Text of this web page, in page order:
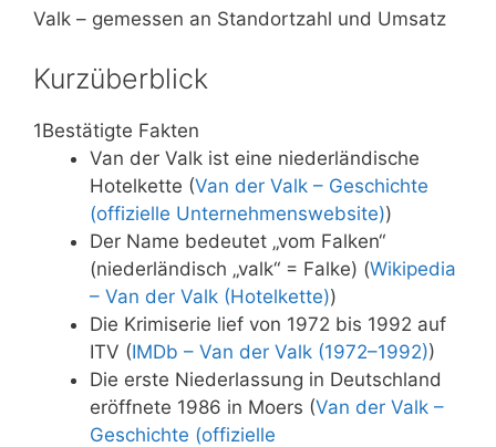
Valk – gemessen an Standortzahl und Umsatz
Kurzüberblick
1Bestätigte Fakten
Van der Valk ist eine niederländische
Hotelkette (Van der Valk – Geschichte
(offizielle Unternehmenswebsite))
Der Name bedeutet „vom Falken“
(niederländisch „valk“ = Falke) (Wikipedia
– Van der Valk (Hotelkette))
Die Krimiserie lief von 1972 bis 1992 auf
ITV (IMDb – Van der Valk (1972–1992))
Die erste Niederlassung in Deutschland
eröffnete 1986 in Moers (Van der Valk –
Geschichte (offizielle